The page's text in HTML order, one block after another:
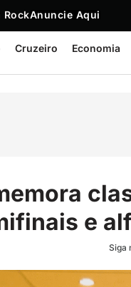
RockAnuncie Aqui
Cruzeiro Economia
e
Siga